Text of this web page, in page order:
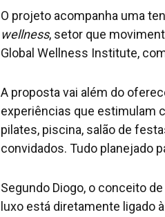
O projeto acompanha uma
wellness, setor que
Global Wellness Institute,
A proposta vai além do
experiências que estimulam
pilates, piscina, salão de
convidados. Tudo planejado
Segundo Diogo, o conceito
luxo está diretamente ligado